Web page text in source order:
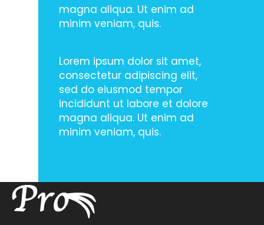
magna aliqua. Ut enim ad
minim veniam, quis.
Lorem ipsum dolor sit amet,
consectetur adipiscing elit,
sed do eiusmod tempor
incididunt ut labore et dolore
magna aliqua. Ut enim ad
minim veniam, quis.